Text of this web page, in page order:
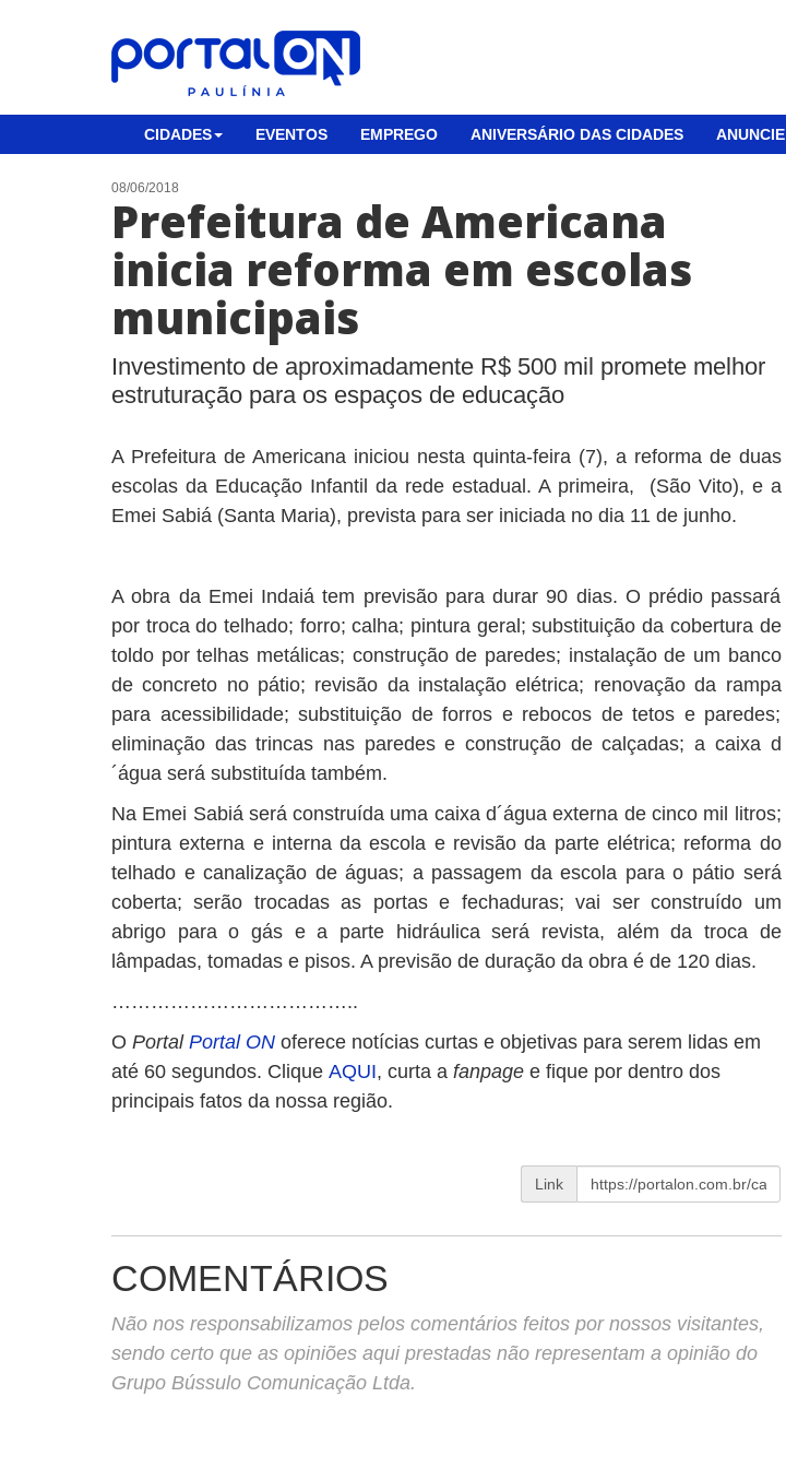
CIDADES EVENTOS EMPREGO ANIVERSÁRIO DAS CIDADES ANUNCIE
08/06/2018
Prefeitura de Americana
inicia reforma em escolas
municipais
Investimento de aproximadamente R$ 500 mil promete melhor
estruturação para os espaços de educação
A Prefeitura de Americana iniciou nesta quinta-feira (7), a reforma de duas
escolas da Educação Infantil da rede estadual. A primeira, (São Vito), e a
Emei Sabiá (Santa Maria), prevista para ser iniciada no dia 11 de junho.
A obra da Emei Indaiá tem previsão para durar 90 dias. O prédio passará
por troca do telhado; forro; calha; pintura geral; substituição da cobertura de
toldo por telhas metálicas; construção de paredes; instalação de um banco
de concreto no pátio; revisão da instalação elétrica; renovação da rampa
para acessibilidade; substituição de forros e rebocos de tetos e paredes;
eliminação das trincas nas paredes e construção de calçadas; a caixa d
´água será substituída também.
Na Emei Sabiá será construída uma caixa d´água externa de cinco mil litros;
pintura externa e interna da escola e revisão da parte elétrica; reforma do
telhado e canalização de águas; a passagem da escola para o pátio será
coberta; serão trocadas as portas e fechaduras; vai ser construído um
abrigo para o gás e a parte hidráulica será revista, além da troca de
lâmpadas, tomadas e pisos. A previsão de duração da obra é de 120 dias.
………………………………..
O Portal Portal ON oferece notícias curtas e objetivas para serem lidas em
até 60 segundos. Clique AQUI, curta a fanpage e fique por dentro dos
principais fatos da nossa região.
Link
COMENTÁRIOS
Não nos responsabilizamos pelos comentários feitos por nossos visitantes,
sendo certo que as opiniões aqui prestadas não representam a opinião do
Grupo Bússulo Comunicação Ltda.